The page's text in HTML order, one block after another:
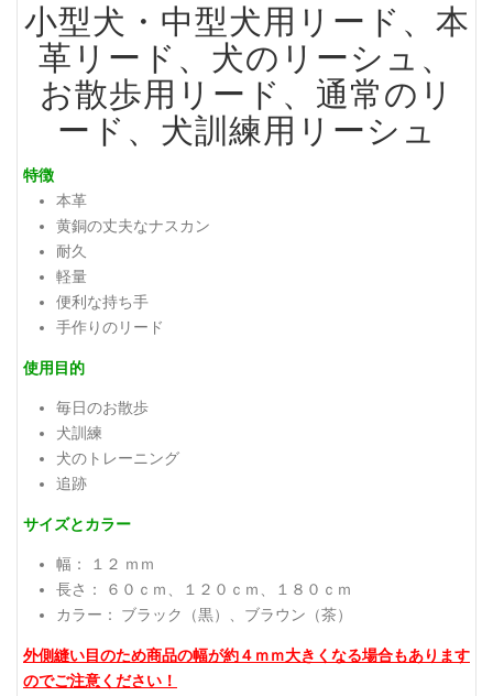
小型犬・中型犬用リード、本
革リード、犬のリーシュ、
お散歩用リード、通常のリ
ード、犬訓練用リーシュ
特徴
本革
黄銅の丈夫なナスカン
耐久
軽量
便利な持ち手
手作りのリード
使用目的
毎日のお散歩
犬訓練
犬のトレーニング
追跡
サイズとカラー
幅： １２ ｍｍ
長さ： ６０ｃｍ、１２０ｃｍ、１８０ｃｍ
カラー： ブラック（黒）、ブラウン（茶）
外側縫い目のため商品の幅が約４ｍｍ大きくなる場合もあります
のでご注意ください！